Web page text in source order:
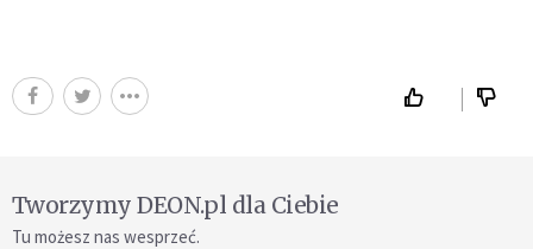
Tworzymy DEON.pl dla Ciebie
Tu możesz nas wesprzeć.